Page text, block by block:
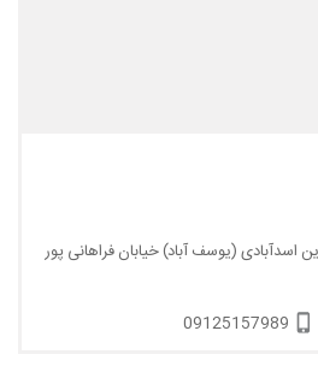
اسدآبادی (یوسف آباد) خیابان فراهانی پور
09125157989